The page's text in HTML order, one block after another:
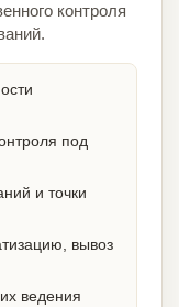
контроля
под
и точки
вывоз
ведения